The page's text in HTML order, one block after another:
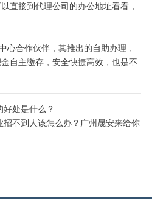
直接到代理公司的办公地址看看，
心合作伙伴，其推出的自助办理，
自主缴存，安全快捷高效，也是不
处是什么？
招不到人该怎么办？广州晟安来给你